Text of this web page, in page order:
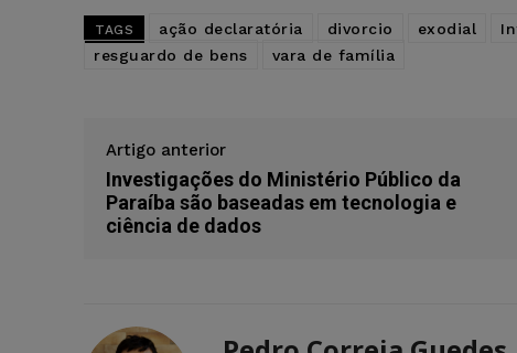
TAGS ação declaratória divorcio exodial
resguardo de bens
vara de família
Artigo anterior
Investigações do Ministério Público da
Paraíba são baseadas em tecnologia e
ciência de dados